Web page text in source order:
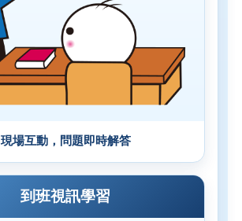
現場互動，問題即時解答
到班視訊學習